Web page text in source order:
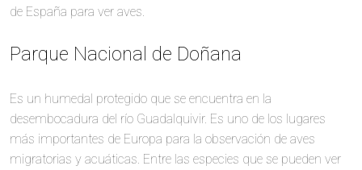
de España para ver aves.
Parque Nacional de Doñana
Es un humedal protegido que se encuentra en la
desembocadura del río Guadalquivir. Es uno de los lugares
más importantes de Europa para la observación de aves
migratorias y acuáticas. Entre las especies que se pueden ver